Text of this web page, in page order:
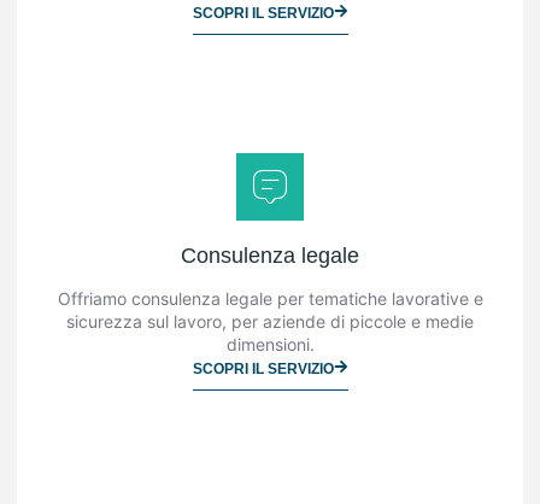
SCOPRI IL SERVIZIO
Consulenza legale
Offriamo consulenza legale per tematiche lavorative e
sicurezza sul lavoro, per aziende di piccole e medie
dimensioni.
SCOPRI IL SERVIZIO